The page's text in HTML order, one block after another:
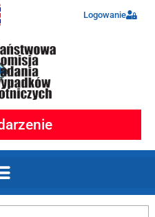
Logowanie